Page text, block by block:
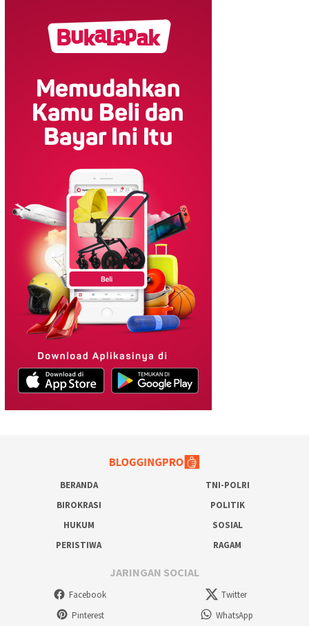
BERANDA
TNI-POLRI
BIROKRASI
POLITIK
HUKUM
SOSIAL
PERISTIWA
RAGAM
JARINGAN SOCIAL
Facebook
Twitter
Pinterest
WhatsApp